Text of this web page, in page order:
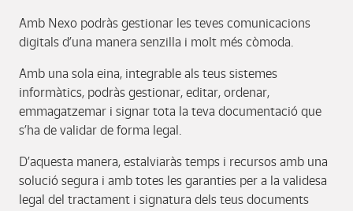
Amb Nexo podràs gestionar les teves comunicacions
digitals d’una manera senzilla i molt més còmoda.
Amb una sola eina, integrable als teus sistemes
informàtics, podràs gestionar, editar, ordenar,
emmagatzemar i signar tota la teva documentació que
s’ha de validar de forma legal.
D’aquesta manera, estalviaràs temps i recursos amb una
solució segura i amb totes les garanties per a la validesa
legal del tractament i signatura dels teus documents